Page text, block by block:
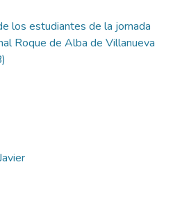
los estudiantes de la jornada
Roque de Alba de Villanueva